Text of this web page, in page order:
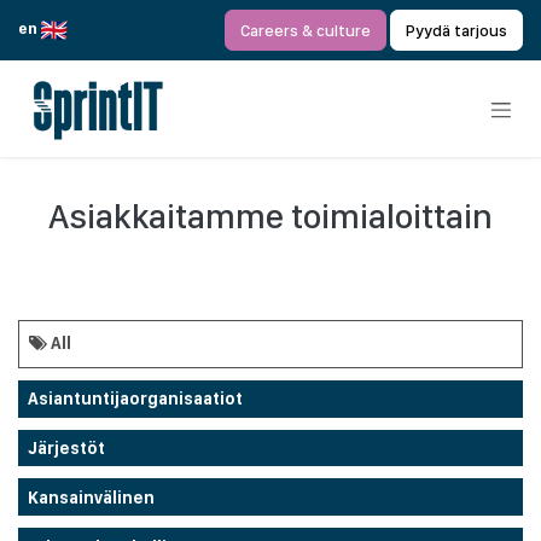
en
Careers & culture Pyydä tarjous
Asiakkaitamme toimialoittain
All
Asiantuntijaorganisaatiot
Järjestöt
Kansainvälinen